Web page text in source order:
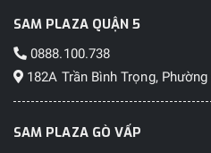
SAM PLAZA QUẬN 5
0888.100.738
182A Trần Bình Trọng,
SAM PLAZA GÒ VẤP